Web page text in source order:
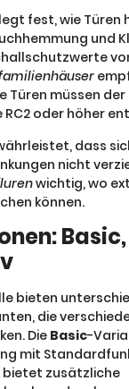
legt fest, wie Türen
und
Türen müssen der
oder höher
dass
nicht
wichtig, wo
können.
bieten
die
Die Basic-
mit
zusätzliche